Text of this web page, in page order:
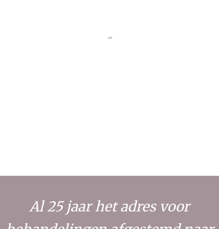
Al 25 jaar het adres voor